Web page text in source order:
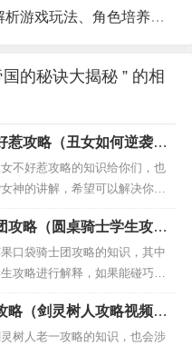
玩法、角色培养和战斗策略
的秘诀大揭秘 ” 的相
惹攻略（丑女如何逆袭女
不好惹攻略的知识给你们，也
神的讲解，希望可以解决你们
录一览： 1、丑女应该如何逆
不好看的女生如何逆袭撩到男
才能逆袭成为女神？ 4、丑女怎
容 丑女应该如何逆袭高富帅？
攻略（圆桌骑士学生攻
口袋骑士团攻略的知识，其中
攻略进行解释，如果能碰巧解
，别忘了关注本站，现在开始
1、口袋奇兵宝藏徽章怎么获
线任务和剧情 3、gta5线上发展
略（剑灵树人攻略视频召
树人老一攻略的知识，也会涉